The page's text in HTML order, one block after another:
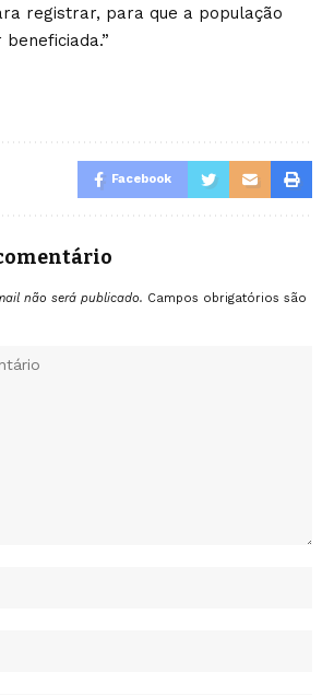
registrar, para que a população
Facebook
não será publicado. Campos obrigatórios são